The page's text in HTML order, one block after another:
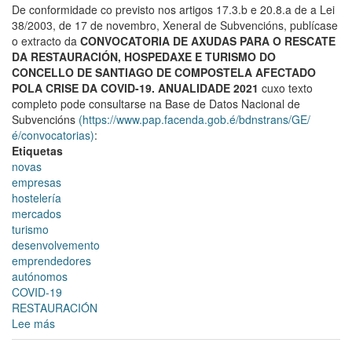
De conformidade co previsto nos artigos 17.3.b e 20.8.a de a Lei
38/2003, de 17 de novembro, Xeneral de Subvencións, publícase
o extracto da CONVOCATORIA DE AXUDAS PARA O RESCATE
DA RESTAURACIÓN, HOSPEDAXE E TURISMO DO
CONCELLO DE SANTIAGO DE COMPOSTELA AFECTADO
POLA CRISE DA COVID-19. ANUALIDADE 2021 cuxo texto
completo pode consultarse na Base de Datos Nacional de
Subvencións (https://www.pap.facenda.gob.é/bdnstrans/GE/
é/convocatorias):
Etiquetas
novas
empresas
hostelería
mercados
turismo
desenvolvemento
emprendedores
autónomos
COVID-19
RESTAURACIÓN
Lee más
As